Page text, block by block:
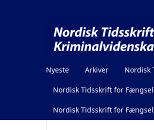
Nyeste Arkiver Nordisk
Nordisk Tidsskrift for
Nordisk Tidsskrift for